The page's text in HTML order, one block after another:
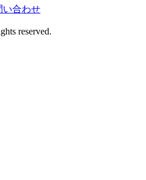
い合わせ
reserved.